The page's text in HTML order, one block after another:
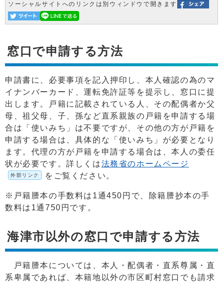
ソーシャルサイトへのリンクは別ウィンドウで開きます
窓口で申請する方法
申請書に、必要事項を記入押印し、本人確認の為のマ
イナンバーカード、運転免許証等を提示し、窓口に提
出します。戸籍に記載されている人、その配偶者か父
母、祖父母、子、孫など直系親族の戸籍を申請する場
合は「使いみち」は不要ですが、その他の方が戸籍を
申請する場合は、具体的な「使いみち」が必要となり
ます。代理の方が戸籍を申請する場合は、本人の委任
状が必要です。詳しくは法務省のホームページ
外部リンク をご覧ください。
※戸籍謄本の手数料は1通450円で、除籍謄抄本の手
数料は1通750円です。
海津市以外の窓口で申請する方法
戸籍謄本については、本人・配偶者・直系尊属・直
系卑属であれば、本籍地以外の市区町村窓口でも請求